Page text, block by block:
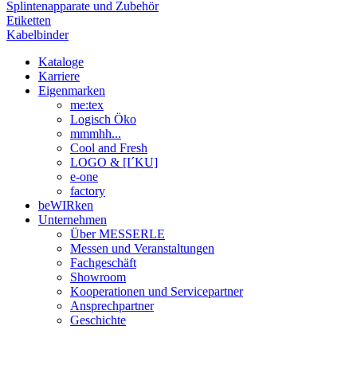
Splintenapparate und Zubehör
Etiketten
Kabelbinder
Kataloge
Karriere
Eigenmarken
me:tex
Logisch Öko
mmmhh...
Cool and Fresh
LOGO & [I´KU]
e-one
factory
beWIRken
Unternehmen
Über MESSERLE
Messen und Veranstaltungen
Fachgeschäft
Showroom
Kooperationen und Servicepartner
Ansprechpartner
Geschichte